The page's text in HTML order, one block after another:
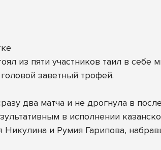
из пяти участников таил в себе
заветный трофей.
два матча и не дрогнула в
в исполнении
и Румия Гарипова,